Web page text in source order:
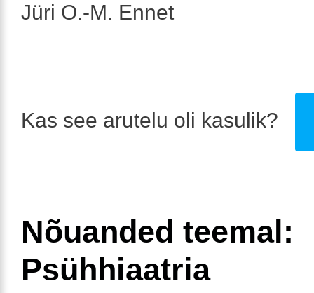
Jüri O.-M. Ennet
Kas see arutelu oli kasulik?
Nõuanded teemal:
Psühhiaatria